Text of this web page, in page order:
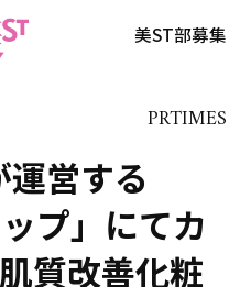
美ST部募集
PRTIMES
営する
プ」にてカ
質改善化粧